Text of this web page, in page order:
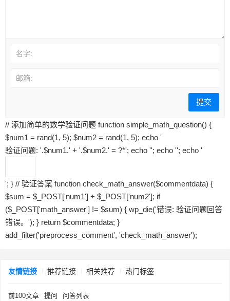
名字:
邮箱:
// 添加简单的数学验证问题 function simple_math_question() {
$num1 = rand(1, 5); $num2 = rand(1, 5); echo '
验证问题: '.$num1.' + '.$num2.' = ?*'; echo ''; echo ''; echo '
'; } // 验证答案 function check_math_answer($commentdata) {
$sum = $_POST['num1'] + $_POST['num2']; if
($_POST['math_answer'] != $sum) { wp_die('错误: 验证问题回答
错误。'); } return $commentdata; }
add_filter('preprocess_comment', 'check_math_answer');
友情链接 推荐链接 相关推荐 热门标签
前100文章 提问 问答列表